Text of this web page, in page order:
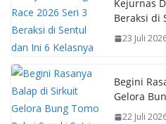
Kejurnas
Beraksi di
23 Juli
Begini
Gelora
22 Juli